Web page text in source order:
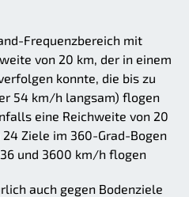
Frequenzbereich mit
von 20 km, der in einem
konnte, die bis zu
54 km/h langsam) flogen
eine Reichweite von 20
Ziele im 360-Grad-Bogen
und 3600 km/h flogen
auch gegen Bodenziele